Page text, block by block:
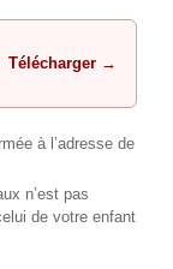
Télécharger →
à l’adresse de
n’est pas
de votre enfant